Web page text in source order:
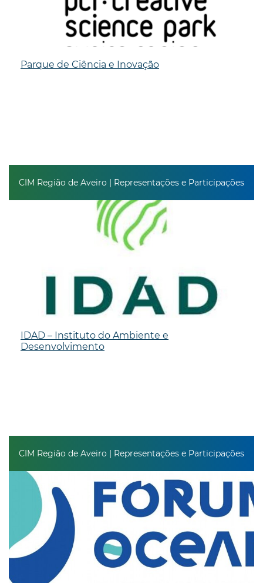
Parque de Ciência e Inovação
CIM Região de Aveiro | Representações e Participações
IDAD – Instituto do Ambiente e
Desenvolvimento
CIM Região de Aveiro | Representações e Participações